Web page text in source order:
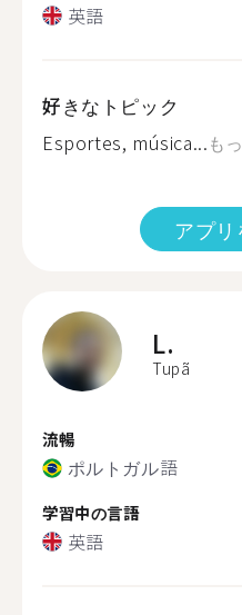
英語
好きなトピック
Esportes, música...も
アプ
L.
Tupã
流暢
ポルトガル語
学習中の言語
英語